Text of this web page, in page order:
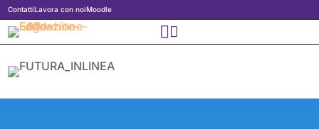
ContattiLavora con noiMoodle
